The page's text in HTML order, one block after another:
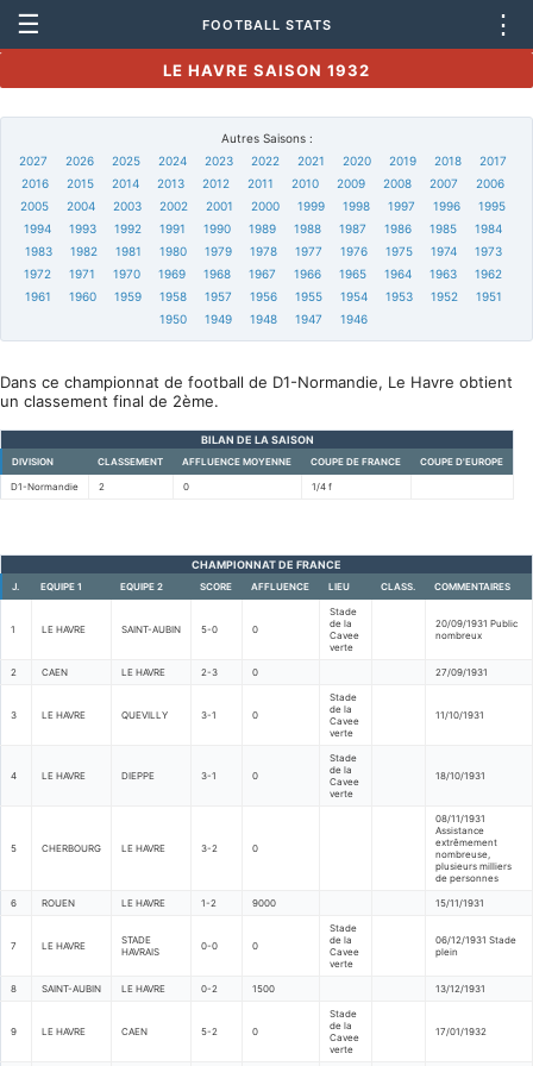
☰ FOOTBALL STATS ⋮
LE HAVRE SAISON 1932
Autres Saisons :
2027
2026 2025 2024 2023 2022 2021 2020 2019 2018
2017
2016
2015 2014 2013 2012 2011 2010 2009 2008 2007
2006
2005
2004 2003 2002 2001 2000 1999 1998 1997 1996
1995
1994
1993 1992 1991 1990 1989 1988 1987 1986 1985
1984
1983
1982 1981 1980 1979 1978 1977 1976 1975 1974
1973
1972
1971 1970 1969 1968 1967 1966 1965 1964 1963
1962
1961
1960 1959 1958 1957 1956 1955 1954 1953 1952
1951
1950
1949 1948 1947 1946
Dans ce championnat de football de D1-Normandie, Le Havre obtient
un classement final de 2ème.
BILAN DE LA SAISON
DIVISION CLASSEMENT AFFLUENCE MOYENNE COUPE DE FRANCE COUPE D'EUROPE
D1-Normandie 2 0 1/4 f
CHAMPIONNAT DE FRANCE
J. EQUIPE 1 EQUIPE 2 SCORE AFFLUENCE LIEU CLASS. COMMENTAIRES
1 LE HAVRE SAINT-AUBIN 5-0 0
Stade
de la
Cavee
verte
20/09/1931 Public
nombreux
2 CAEN LE HAVRE 2-3 0 27/09/1931
3 LE HAVRE QUEVILLY 3-1 0
Stade
de la
Cavee
verte
11/10/1931
4 LE HAVRE DIEPPE 3-1 0
Stade
de la
Cavee
verte
18/10/1931
5 CHERBOURG LE HAVRE 3-2 0
08/11/1931
Assistance
extrêmement
nombreuse,
plusieurs milliers
de personnes
6 ROUEN LE HAVRE 1-2 9000 15/11/1931
7 LE HAVRE
STADE
HAVRAIS
0-0 0
Stade
de la
Cavee
verte
06/12/1931 Stade
plein
8 SAINT-AUBIN LE HAVRE 0-2 1500 13/12/1931
9 LE HAVRE CAEN 5-2 0
Stade
de la
Cavee
verte
17/01/1932